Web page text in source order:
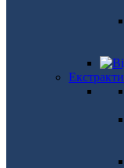
Екстракти